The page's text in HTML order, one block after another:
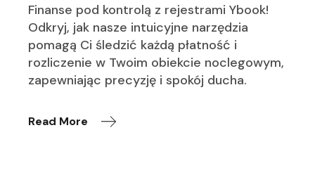
Finanse pod kontrolą z rejestrami Ybook!
Odkryj, jak nasze intuicyjne narzędzia
pomagą Ci śledzić każdą płatność i
rozliczenie w Twoim obiekcie noclegowym,
zapewniając precyzję i spokój ducha.
Read More